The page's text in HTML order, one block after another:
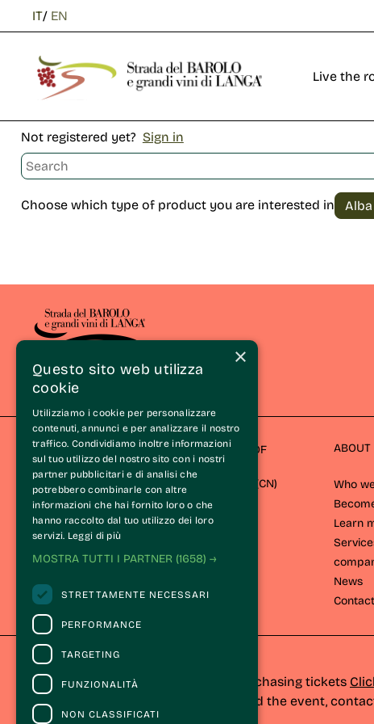
IT/ EN
Live the
Not registered yet? Sign in
Choose which type of product you are interested in
STRADA DEL BAROLO AND GREAT WINES OF
LANGA ASSOCIATION
Via Cavour 26/A 12060 Castiglione Falletto (CN)
ABOUT
Who
Learn
News
Contact
CONTACTS
For information and support in purchasing tickets
For information on the program and the event,
Accessibility statement
×
Questo sito web utilizza
cookie
Utilizziamo i cookie per personalizzare
contenuti, annunci e per analizzare il nostro
traffico. Condividiamo inoltre informazioni
sul tuo utilizzo del nostro sito con i nostri
partner pubblicitari e di analisi che
potrebbero combinarle con altre
informazioni che hai fornito loro o che
hanno raccolto dal tuo utilizzo dei loro
servizi. Leggi di più
MOSTRA TUTTI I PARTNER (1658) →
STRETTAMENTE NECESSARI
PERFORMANCE
TARGETING
FUNZIONALITÀ
NON CLASSIFICATI